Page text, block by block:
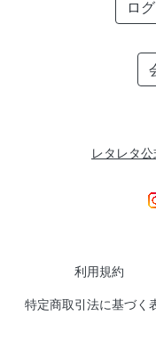
ロ
レタレタ
利用規約
特定商取引法に基づく